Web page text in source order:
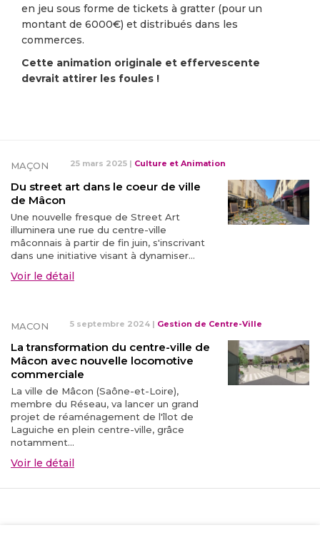
en jeu sous forme de tickets à gratter (pour un
montant de 6000€) et distribués dans les
commerces.
Cette animation originale et effervescente
devrait attirer les foules !
MAÇON 25 mars 2025 | Culture et Animation
Du street art dans le coeur de ville
de Mâcon
Une nouvelle fresque de Street Art
illuminera une rue du centre-ville
mâconnais à partir de fin juin, s'inscrivant
dans une initiative visant à dynamiser...
Voir le détail
MACON 5 septembre 2024 | Gestion de Centre-Ville
La transformation du centre-ville de
Mâcon avec nouvelle locomotive
commerciale
La ville de Mâcon (Saône-et-Loire),
membre du Réseau, va lancer un grand
projet de réaménagement de l'îlot de
Laguiche en plein centre-ville, grâce
notamment...
Voir le détail